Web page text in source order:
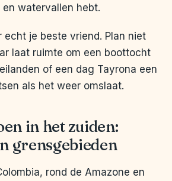
watervallen hebt.
echt je beste vriend. Plan niet
laat ruimte om een boottocht
of een dag Tayrona een
als het weer omslaat.
in het zuiden:
grensgebieden
rond de Amazone en